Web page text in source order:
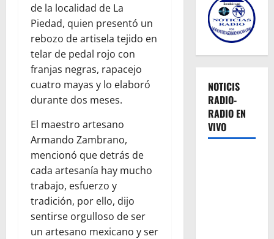
de la localidad de La
Piedad, quien presentó un
rebozo de artisela tejido en
telar de pedal rojo con
franjas negras, rapacejo
cuatro mayas y lo elaboró
durante dos meses.
El maestro artesano
Armando Zambrano,
mencionó que detrás de
cada artesanía hay mucho
trabajo, esfuerzo y
tradición, por ello, dijo
sentirse orgulloso de ser
un artesano mexicano y ser
NOTICIS
RADIO-
RADIO EN
VIVO